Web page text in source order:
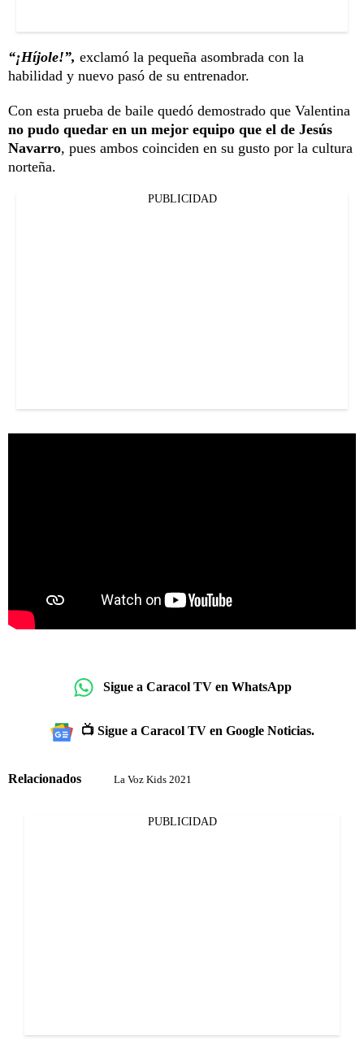
“¡Híjole!”, exclamó la pequeña asombrada con la
habilidad y nuevo pasó de su entrenador.
Con esta prueba de baile quedó demostrado que Valentina
no pudo quedar en un mejor equipo que el de Jesús
Navarro, pues ambos coinciden en su gusto por la cultura
norteña.
PUBLICIDAD
Sigue a Caracol TV en WhatsApp
📺 Sigue a Caracol TV en Google Noticias.
Relacionados La Voz Kids 2021
PUBLICIDAD